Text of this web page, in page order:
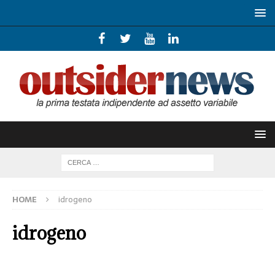
HOME idrogeno
idrogeno